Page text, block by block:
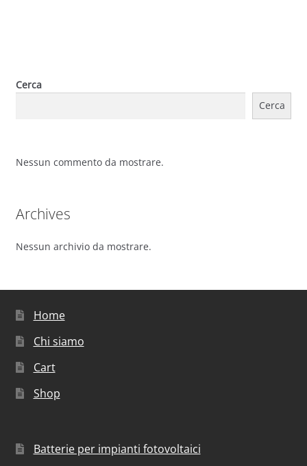
Cerca
Cerca
Nessun commento da mostrare.
Archives
Nessun archivio da mostrare.
Home
Chi siamo
Cart
Shop
Batterie per impianti fotovoltaici